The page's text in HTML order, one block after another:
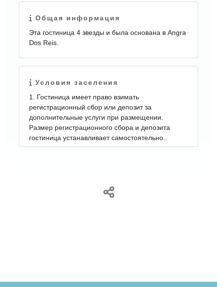
Общая информация
Эта гостиница 4 звезды и была основана в Angra
Dos Reis.
Условия заселения
1. Гостиница имеет право взимать
регистрационный сбор или депозит за
дополнительные услуги при размещении.
Размер регистрационного сбора и депозита
гостиница устанавливает самостоятельно..